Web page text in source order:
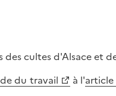
cultes d'Alsace et
du travail à l'article